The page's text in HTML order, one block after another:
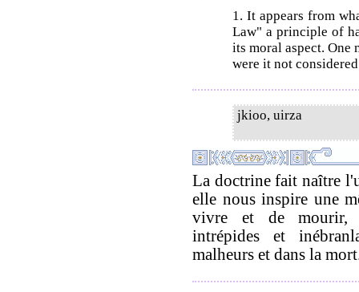
1. It appears from
Law" a principle of
its moral aspect. One
were it not
jkioo, uirza
La doctrine fait naître
elle nous inspire une
vivre et de mourir,
intrépides et
malheurs et dans la